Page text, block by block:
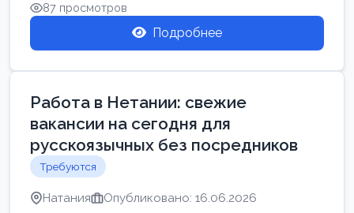
87 просмотров
Подробнее
Работа в Нетании: свежие
вакансии на сегодня для
русскоязычных без посредников
Требуются
Натания Опубликовано: 16.06.2026